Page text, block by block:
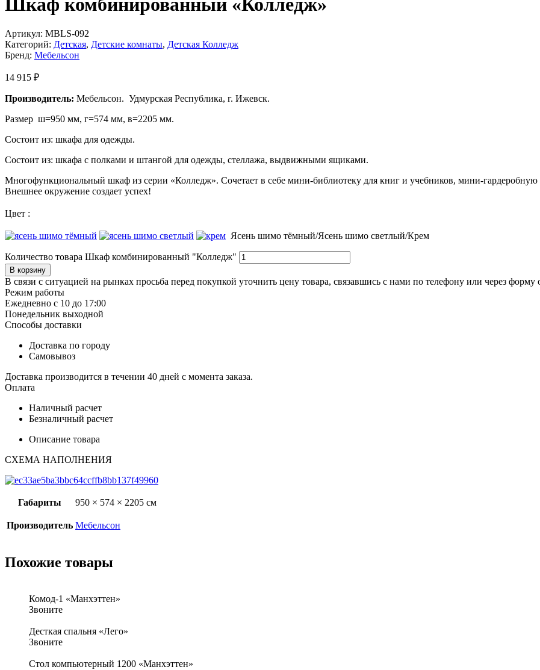
Артикул: MBLS-092
Категорий: Детская, Детские комнаты, Детская Колледж
Бренд: Мебельсон
14 915 ₽
Производитель: Мебельсон. Удмурская Республика, г. Ижевск.
Размер ш=950 мм, г=574 мм, в=2205 мм.
Состоит из: шкафа для одежды.
Состоит из: шкафа с полками и штангой для одежды, стеллажа, выдвижными ящиками.
Многофункциональный шкаф из серии «Колледж». Сочетает в себе мини-библиотеку для книг и учебников, мини-
Внешнее окружение создает успех!
Цвет :
Ясень шимо тёмный/Ясень шимо светлый/Крем
Количество товара Шкаф комбинированный "Колледж"
В корзину
В связи с ситуацией на рынках просьба перед покупкой уточнить цену товара, связавшись с нами по телефону или через форму
Режим работы
Ежедневно с 10 до 17:00
Понедельник выходной
Способы доставки
Доставка по городу
Самовывоз
Доставка производится в течении 40 дней с момента заказа.
Оплата
Наличный расчет
Безналичный расчет
Описание товара
СХЕМА НАПОЛНЕНИЯ
Габариты 950 × 574 × 2205 см
Производитель Мебельсон
Похожие товары
Комод-1 «Манхэттен»
Звоните
Десткая спальня «Лего»
Звоните
Стол компьютерный 1200 «Манхэттен»